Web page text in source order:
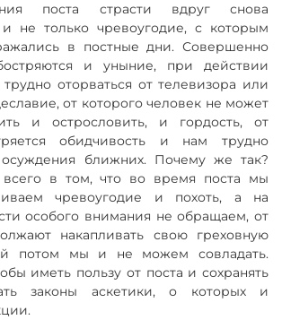
поста страсти вдруг снова
не только чревоугодие, с которым
в постные дни. Совершенно
и уныние, при действии
трудно оторваться от телевизора или
от которого человек не может
и острословить, и гордость, от
обидчивость и нам трудно
ближних. Почему же так?
в том, что во время поста мы
чревоугодие и похоть, а на
особого внимания не обращаем, от
накапливать свою греховную
потом мы и не можем совладать.
иметь пользу от поста и сохранять
законы аскетики, о которых и